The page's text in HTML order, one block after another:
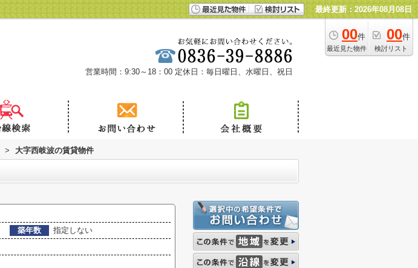
最終更新：2026年08月08日
00件
最近見た物件
00件
検討リスト
営業時間：9:30～18：00 定休日：毎日曜日、水曜日、祝日
> 大字西岐波の賃貸物件
築年数
指定しない